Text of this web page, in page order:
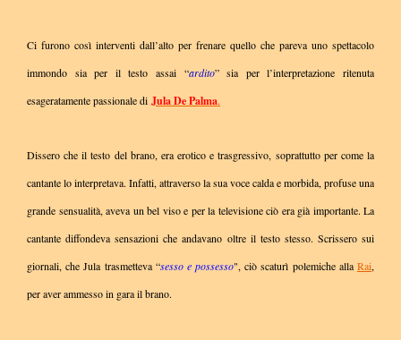
Ci furono così interventi dall’alto per frenare quello che pareva uno spettacolo
immondo sia per il testo assai “ardito” sia per l’interpretazione ritenuta
esageratamente passionale di Jula De Palma.
Dissero che il testo del brano, era erotico e trasgressivo, soprattutto per come la
cantante lo interpretava. Infatti, attraverso la sua voce calda e morbida, profuse una
grande sensualità, aveva un bel viso e per la televisione ciò era già importante. La
cantante diffondeva sensazioni che andavano oltre il testo stesso. Scrissero sui
giornali, che Jula trasmetteva “sesso e possesso", ciò scaturì polemiche allaRai,
per aver ammesso in gara il brano.